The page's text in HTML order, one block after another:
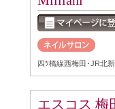
四ﾂ橋線西梅田･JR北
エスコス 梅